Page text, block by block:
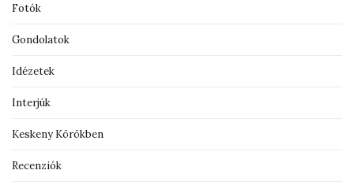
Fotók
Gondolatok
Idézetek
Interjúk
Keskeny Körökben
Recenziók